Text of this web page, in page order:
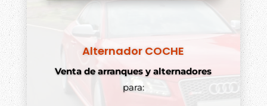
Alternador COCHE
Venta de arranques y alternadores
para: